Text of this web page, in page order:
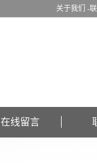
关于我们 -
在线留言